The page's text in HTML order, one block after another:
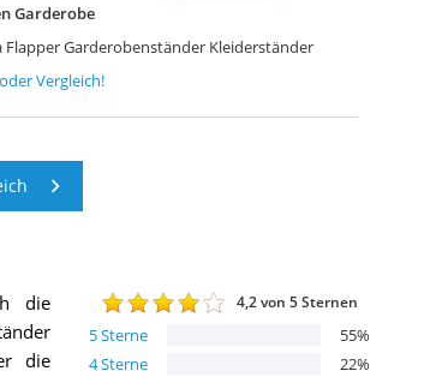
Garderobe
Flapper Garderobenständer Kleiderständer
Vergleich!
4,2von 5 Sternen
5Sterne 55%
4Sterne 22%
die
die